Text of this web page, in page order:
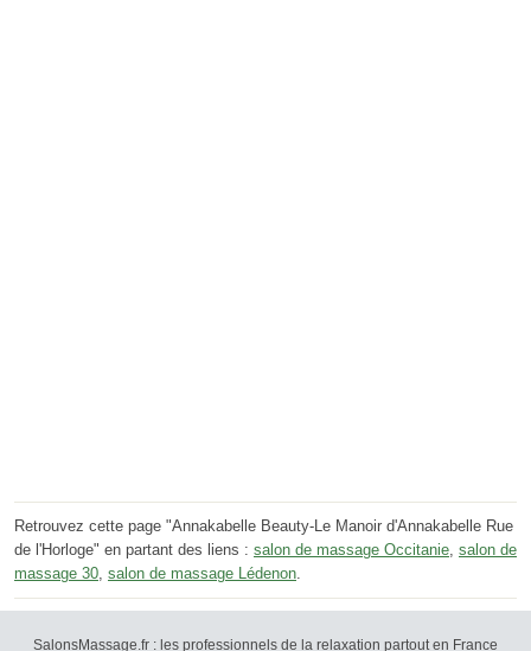
Retrouvez cette page "Annakabelle Beauty-Le Manoir d'Annakabelle Rue
de l'Horloge" en partant des liens : salon de massage Occitanie, salon de
massage 30, salon de massage Lédenon.
SalonsMassage.fr : les professionnels de la relaxation partout en France